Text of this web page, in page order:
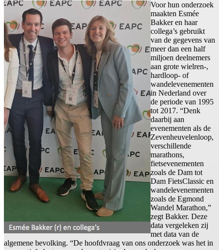
Voor hun onderzoek
maakten Esmée
Bakker en haar
collega’s gebruikt
van de gegevens van
meer dan een half
miljoen deelnemers
aan grote wielren-,
hardloop- of
wandelevenementen
in Nederland over
de periode van 1995
tot 2017. “Denk
daarbij aan
evenementen als de
Zevenheuvelenloop,
verschillende
marathons,
fietsevenementen
zoals de Dam tot
Dam FietsClassic en
wandelevenementen
zoals de Egmond
Wandel Marathon,”
zegt Bakker. Deze
data vergeleken zij
met data van de
algemene bevolking. “De hoofdvraag van ons onderzoek was het in